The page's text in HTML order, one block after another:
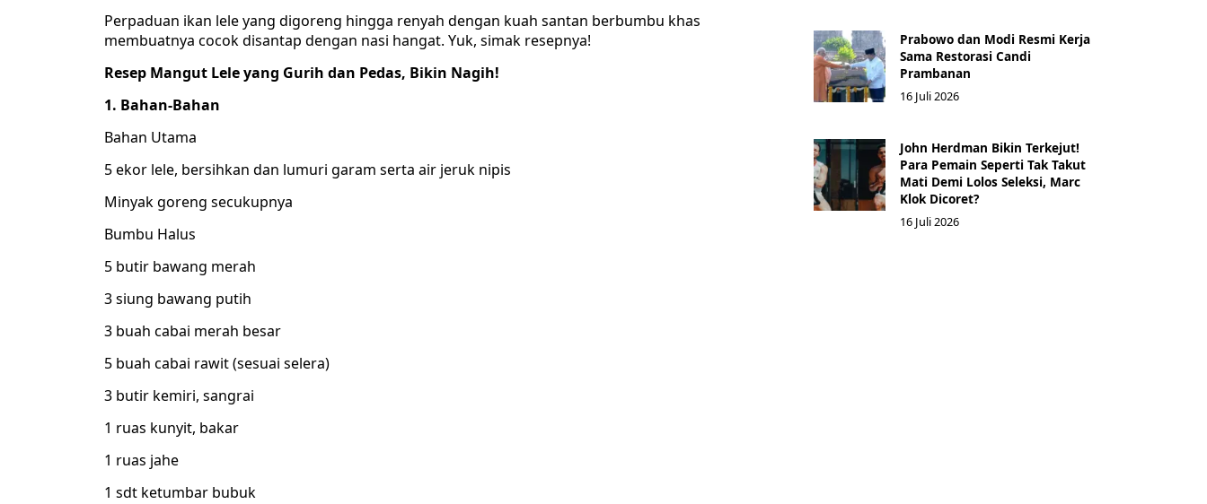
Perpaduan ikan lele yang digoreng hingga renyah dengan kuah santan berbumbu khas
membuatnya cocok disantap dengan nasi hangat. Yuk, simak resepnya!
Resep Mangut Lele yang Gurih dan Pedas, Bikin Nagih!
1. Bahan-Bahan
Bahan Utama
5 ekor lele, bersihkan dan lumuri garam serta air jeruk nipis
Minyak goreng secukupnya
Bumbu Halus
5 butir bawang merah
3 siung bawang putih
3 buah cabai merah besar
5 buah cabai rawit (sesuai selera)
3 butir kemiri, sangrai
1 ruas kunyit, bakar
1 ruas jahe
1 sdt ketumbar bubuk
Prabowo dan Modi Resmi Kerja
Sama Restorasi Candi
Prambanan
16 Juli 2026
John Herdman Bikin Terkejut!
Para Pemain Seperti Tak Takut
Mati Demi Lolos Seleksi, Marc
Klok Dicoret?
16 Juli 2026